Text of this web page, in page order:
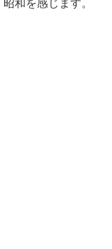
昭和を感じます。